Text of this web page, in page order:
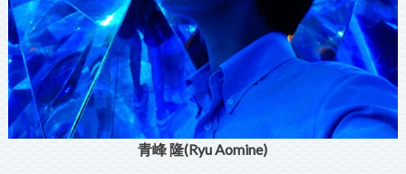
青峰 隆(Ryu Aomine)